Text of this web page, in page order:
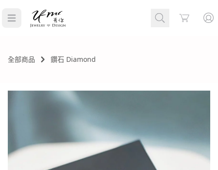
Cart
全部商品 鑽石 Diamond